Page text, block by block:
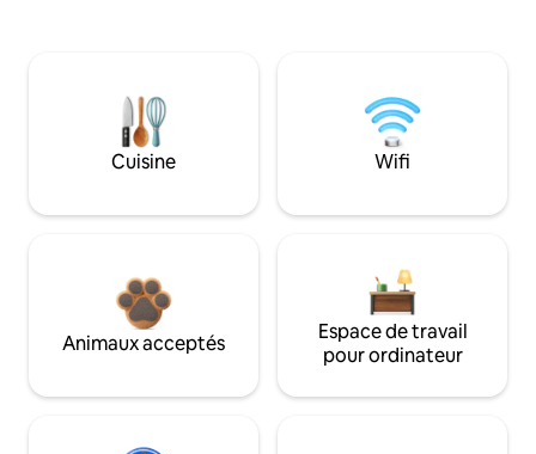
Cuisine Wifi
Animaux acceptés
Espace de travail
pour ordinateur